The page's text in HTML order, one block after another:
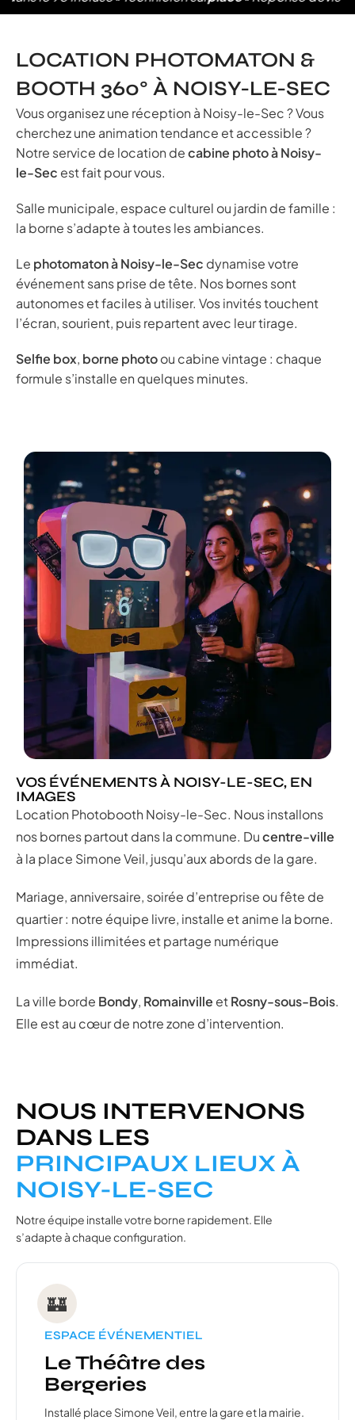
LOCATION PHOTOMATON &
BOOTH 360° À NOISY-LE-SEC
Vous organisez une réception à Noisy-le-Sec ? Vous
cherchez une animation tendance et accessible ?
Notre service de location decabine photo à Noisy-
le-Sec est fait pour vous.
Salle municipale, espace culturel ou jardin de famille :
la borne s’adapte à toutes les ambiances.
Le photomaton à Noisy-le-Sec dynamise votre
événement sans prise de tête. Nos bornes sont
autonomes et faciles à utiliser. Vos invités touchent
l’écran, sourient, puis repartent avec leur tirage.
Selfie box, borne photoou cabine vintage : chaque
formule s’installe en quelques minutes.
VOS ÉVÉNEMENTS À NOISY-LE-SEC, EN
IMAGES
Location Photobooth Noisy-le-Sec. Nous installons
nos bornes partout dans la commune. Ducentre-ville
à la place Simone Veil, jusqu’aux abords de la gare.
Mariage, anniversaire, soirée d’entreprise ou fête de
quartier : notre équipe livre, installe et anime la borne.
Impressions illimitées et partage numérique
immédiat.
La ville borde Bondy, Romainville etRosny-sous-Bois.
Elle est au cœur de notre zone d’intervention.
NOUS INTERVENONS
DANS LES
PRINCIPAUX LIEUX À
NOISY-LE-SEC
Notre équipe installe votre borne rapidement. Elle
s’adapte à chaque configuration.
🏰
ESPACE ÉVÉNEMENTIEL
Le Théâtre des
Bergeries
Installé place Simone Veil, entre la gare et la mairie.